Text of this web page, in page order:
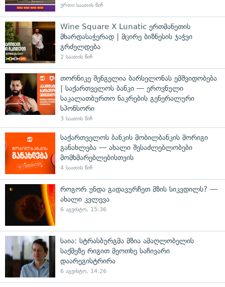
ერთი საათის წინ
Wine Square X Lunatic ერთმანეთის
მხარდასაჭერად | მცირე ბიზნესის ჯაჭვი
გრძელდება
2 საათის წინ
თორნიკე შენგელია ბარსელონას ემშვიდობება
| საქართველოს ბანკი — ეროვნული
საკალათბურთო ნაკრების გენერალური
სპონსორი
3 საათის წინ
საქართველოს ბანკის მობილბანკის მორიგი
განახლება — ახალი შესაძლებლობები
მომხმარებლებისთვის
4 საათის წინ
როგორ უნდა გადავურჩეთ მზის სიკვდილს? —
ახალი კვლევა
6 აგვისტო, 15:36
საია: სტრასბურგმა მზია ამაღლობელის
საქმეზე რიგით მეოთხე საჩივარი
დაარეგისტრირა
6 აგვისტო, 14:26